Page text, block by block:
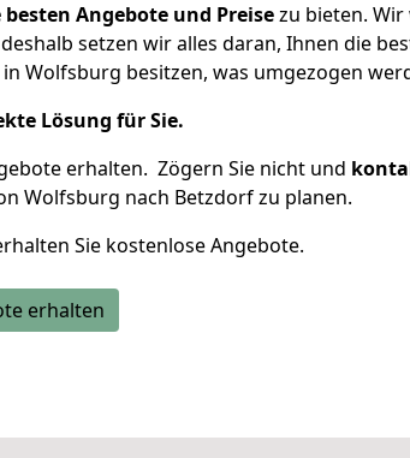
besten Angebote und Preisezu bieten. Wir
setzen wir alles daran, Ihnen die
Wolfsburg besitzen, was umgezogen
Lösung für Sie.
erhalten. Zögern Sie nicht und
Wolfsburg nach Betzdorf zu planen.
Sie kostenlose Angebote.
erhalten